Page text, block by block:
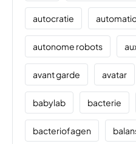
autocratie
autonome robots
avant garde avatar
babylab bacterie
bacteriofagen